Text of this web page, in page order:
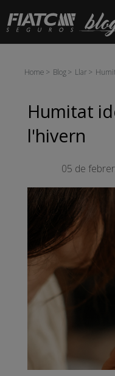
Salta al contingut
Home Blog Llar
Humitat
l'hivern
05 de